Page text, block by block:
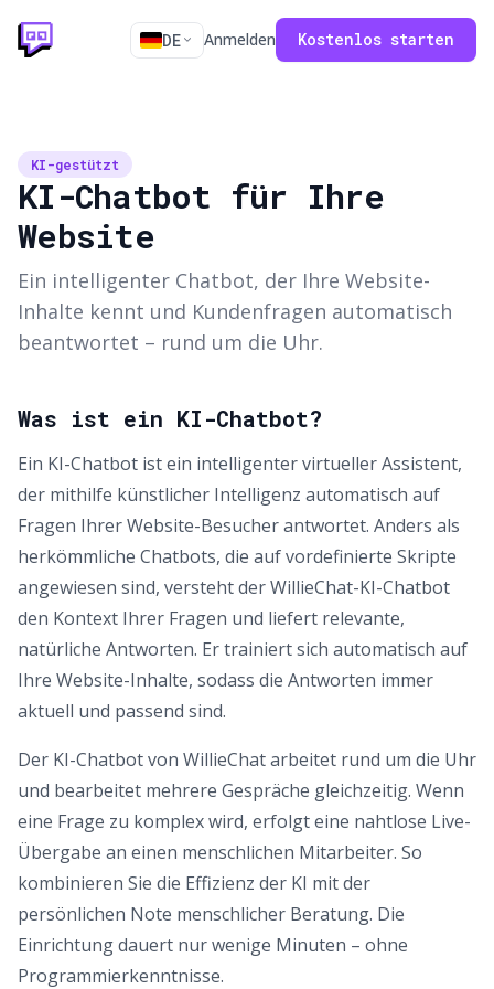
DE Anmelden Kostenlos starten
KI-gestützt
KI-Chatbot für Ihre
Website
Ein intelligenter Chatbot, der Ihre Website-
Inhalte kennt und Kundenfragen automatisch
beantwortet – rund um die Uhr.
Was ist ein KI-Chatbot?
Ein KI-Chatbot ist ein intelligenter virtueller Assistent,
der mithilfe künstlicher Intelligenz automatisch auf
Fragen Ihrer Website-Besucher antwortet. Anders als
herkömmliche Chatbots, die auf vordefinierte Skripte
angewiesen sind, versteht der WillieChat-KI-Chatbot
den Kontext Ihrer Fragen und liefert relevante,
natürliche Antworten. Er trainiert sich automatisch auf
Ihre Website-Inhalte, sodass die Antworten immer
aktuell und passend sind.
Der KI-Chatbot von WillieChat arbeitet rund um die Uhr
und bearbeitet mehrere Gespräche gleichzeitig. Wenn
eine Frage zu komplex wird, erfolgt eine nahtlose Live-
Übergabe an einen menschlichen Mitarbeiter. So
kombinieren Sie die Effizienz der KI mit der
persönlichen Note menschlicher Beratung. Die
Einrichtung dauert nur wenige Minuten – ohne
Programmierkenntnisse.